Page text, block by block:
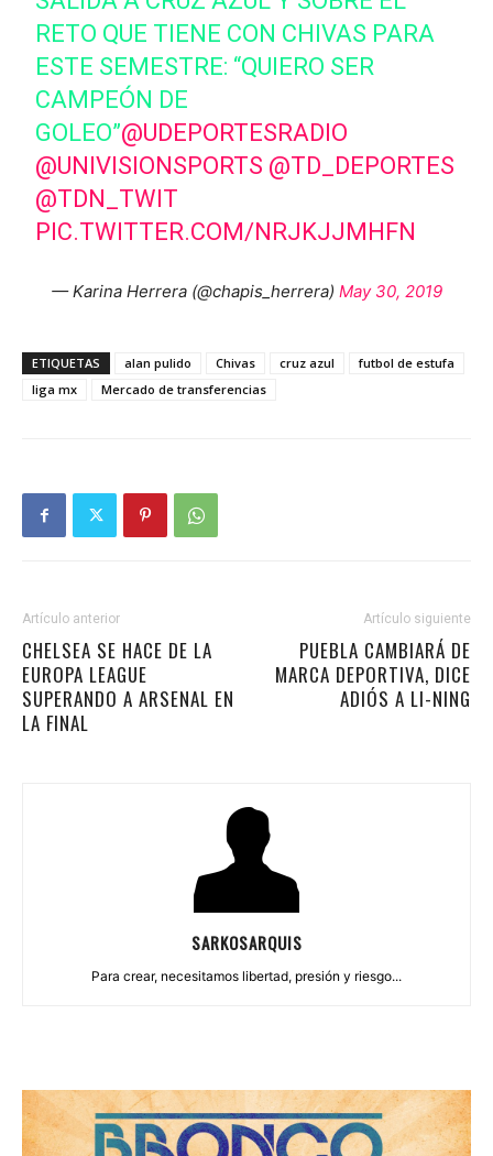
RETO QUE TIENE CON CHIVAS PARA
ESTE SEMESTRE: “QUIERO SER
CAMPEÓN DE
GOLEO”@UDEPORTESRADIO
@UNIVISIONSPORTS @TD_DEPORTES
@TDN_TWIT
PIC.TWITTER.COM/NRJKJJMHFN
— Karina Herrera (@chapis_herrera) May 30, 2019
ETIQUETAS alan pulido Chivas cruz azul
futbol de estufa
liga mx
Mercado de transferencias
Artículo anterior
CHELSEA SE HACE DE LA
EUROPA LEAGUE
SUPERANDO A ARSENAL EN
LA FINAL
Artículo siguiente
PUEBLA CAMBIARÁ DE
MARCA DEPORTIVA, DICE
ADIÓS A LI-NING
SARKOSARQUIS
Para crear, necesitamos libertad, presión y riesgo...